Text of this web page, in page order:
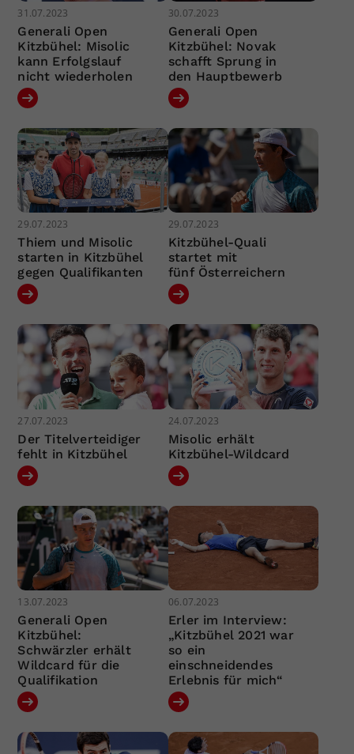
31.07.2023
Generali Open
Kitzbühel: Misolic
kann Erfolgslauf
nicht wiederholen
30.07.2023
Generali Open
Kitzbühel: Novak
schafft Sprung in
den Hauptbewerb
29.07.2023
Thiem und Misolic
starten in Kitzbühel
gegen Qualifikanten
29.07.2023
Kitzbühel-Quali
startet mit
fünf Österreichern
27.07.2023
Der Titelverteidiger
fehlt in Kitzbühel
24.07.2023
Misolic erhält
Kitzbühel-Wildcard
13.07.2023
Generali Open
Kitzbühel:
Schwärzler erhält
Wildcard für die
Qualifikation
06.07.2023
Erler im Interview:
„Kitzbühel 2021 war
so ein
einschneidendes
Erlebnis für mich“